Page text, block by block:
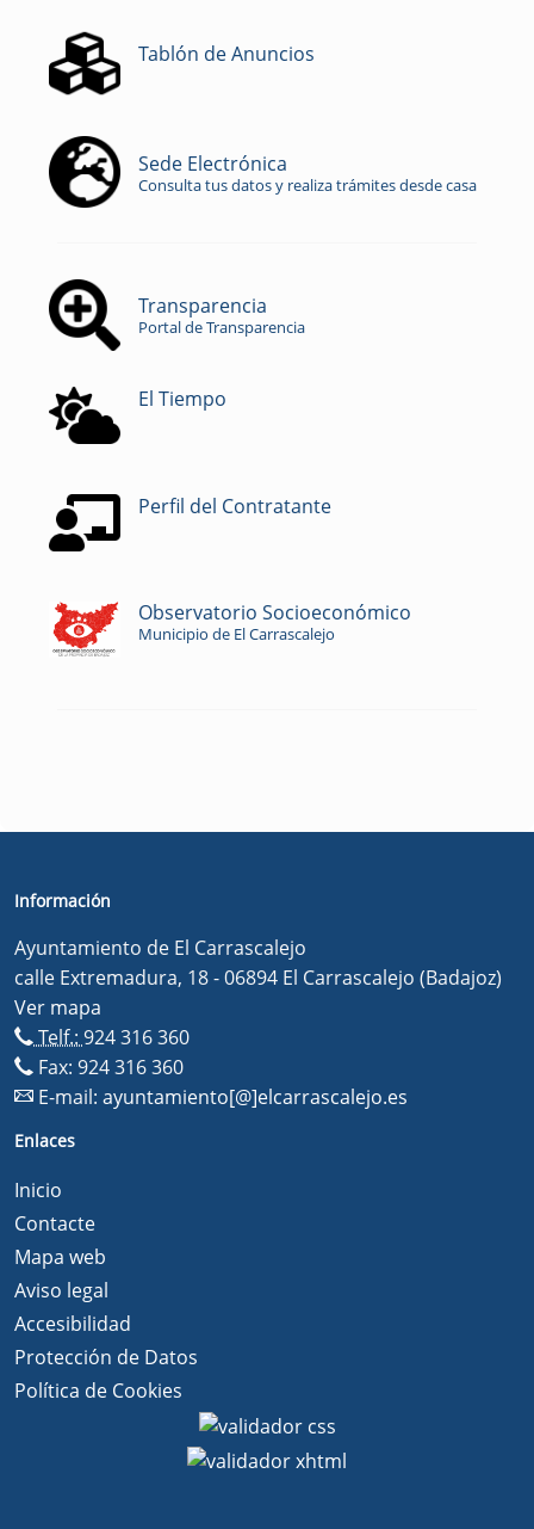
Tablón de Anuncios
Sede Electrónica
Consulta tus datos y realiza trámites desde casa
Transparencia
Portal de Transparencia
El Tiempo
Perfil del Contratante
Observatorio Socioeconómico
Municipio de El Carrascalejo
Información
Ayuntamiento de El Carrascalejo
calle Extremadura, 18 - 06894 El Carrascalejo (Badajoz)
Ver mapa
Telf.: 924 316 360
Fax: 924 316 360
E-mail: ayuntamiento[@]elcarrascalejo.es
Enlaces
Inicio
Contacte
Mapa web
Aviso legal
Accesibilidad
Protección de Datos
Política de Cookies